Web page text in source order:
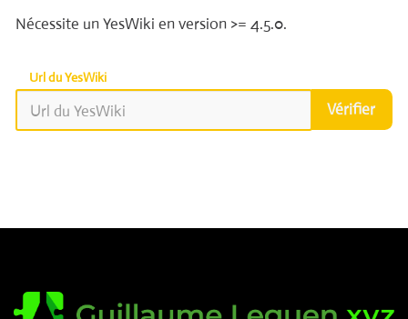
Nécessite un YesWiki en version >= 4.5.0.
Url du YesWiki
Vérifier